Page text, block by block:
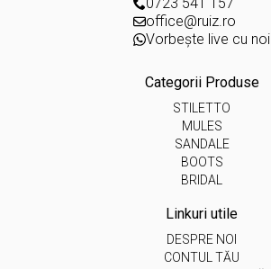
0723 541 157
office@ruiz.ro
Vorbește live cu noi
Categorii Produse
STILETTO
MULES
SANDALE
BOOTS
BRIDAL
Linkuri utile
DESPRE NOI
CONTUL TĂU